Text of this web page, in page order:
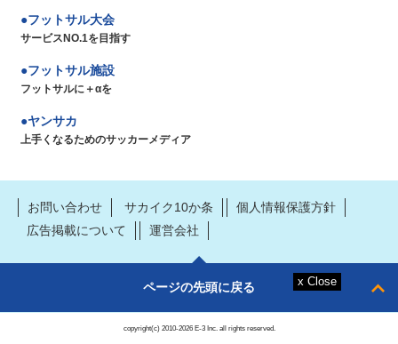
フットサル大会
サービスNO.1を目指す
フットサル施設
フットサルに＋αを
ヤンサカ
上手くなるためのサッカーメディア
お問い合わせ サカイク10か条
個人情報保護方針
広告掲載について
運営会社
ページの先頭に戻る
copyright(c) 2010-2026 E-3 Inc. all rights reserved.